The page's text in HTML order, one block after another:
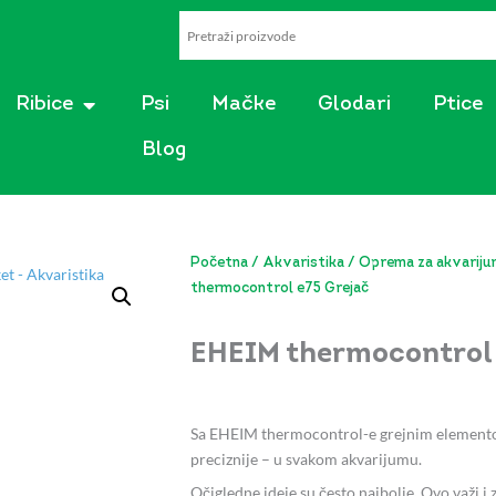
AKVARISTIKA
Ribice OPEN RIBICE
Psi Mačke Glodari Ptice
Blog
Početna / Akvaristika / Oprema za
thermocontrol e75 Grejač
EHEIM thermocontrol
Sa EHEIM thermocontrol-e grejnim
preciznije – u svakom akvarijumu.
Očigledne ideje su često najbolje. Ovo važi i